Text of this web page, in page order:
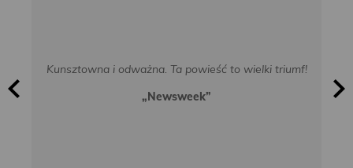
Kunsztowna i odważna. Ta powieść to wielki triumf!
„Newsweek”